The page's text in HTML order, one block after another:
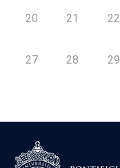
20 21 22
27 28 29